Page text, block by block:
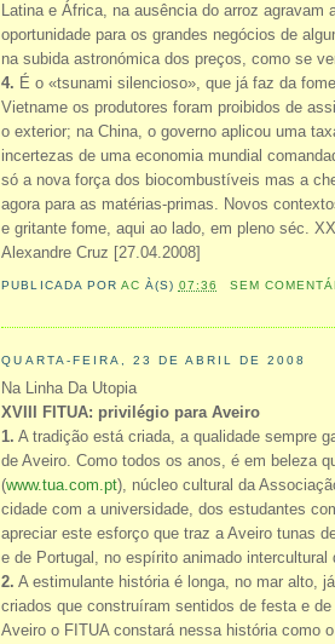
Latina e África, na ausência do arroz
oportunidade para os grandes negócios de
na subida astronómica dos preços, como se
4. É o «tsunami silencioso», que já faz da
Vietname os produtores foram proibidos de
o exterior; na China, o governo aplicou uma
incertezas de uma economia mundial
só a nova força dos biocombustíveis mas a
agora para as matérias-primas. Novos
e gritante fome, aqui ao lado, em pleno séc.
Alexandre Cruz [27.04.2008]
PUBLICADA POR AC À(S) 07:36 SEM
QUARTA-FEIRA, 23 DE ABRIL DE 2008
Na Linha Da Utopia
XVIII FITUA: privilégio para Aveiro
1. A tradição está criada, a qualidade sempre
de Aveiro. Como todos os anos, é em beleza
(www.tua.com.pt), núcleo cultural da
cidade com a universidade, dos estudantes
apreciar este esforço que traz a Aveiro tunas
e de Portugal, no espírito animado
2. A estimulante história é longa, no mar alto,
criados que construíram sentidos de festa e
Aveiro o FITUA constará nessa história como